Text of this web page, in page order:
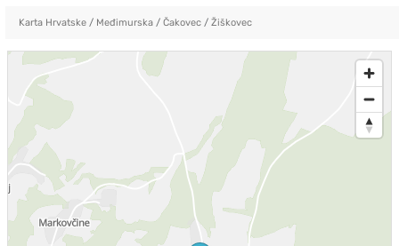
Karta Hrvatske/ Međimurska/ Čakovec/ Žiškovec